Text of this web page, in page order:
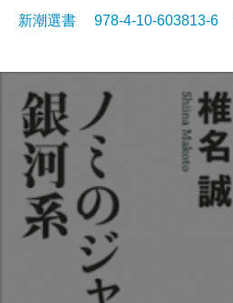
新潮選書 978-4-10-603813-